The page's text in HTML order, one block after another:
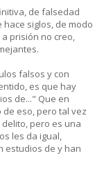
de falsedad
siglos, de modo
prisión no creo,
falsos y con
es que hay
de..." Que en
eso, pero tal vez
pero es una
les da igual,
estudios de y han